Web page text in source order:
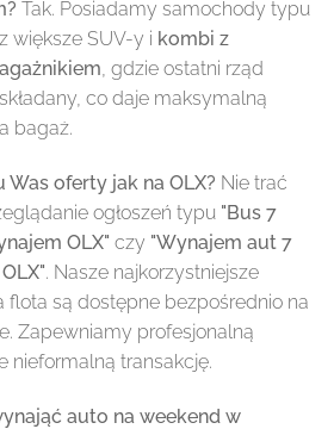
Tak. Posiadamy samochody typu
większe SUV-y i kombi z
, gdzie ostatni rząd
co daje maksymalną
bagaż.
Was oferty jak na OLX? Nie trać
ogłoszeń typu "Bus 7
OLX" czy "Wynajem aut 7
. Nasze najkorzystniejsze
flota są dostępne bezpośrednio na
Zapewniamy profesjonalną
nieformalną transakcję.
auto na weekend w